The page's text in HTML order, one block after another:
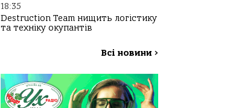
18:35
Destruction Team нищить логістику
та техніку окупантів
Всі новини >